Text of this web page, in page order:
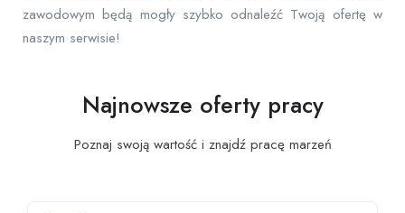
zawodowym będą mogły szybko odnaleźć Twoją ofertę w
naszym serwisie!
Najnowsze oferty pracy
Poznaj swoją wartość i znajdź pracę marzeń